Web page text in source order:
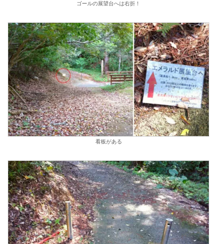
ゴールの展望台へは右折！
看板がある